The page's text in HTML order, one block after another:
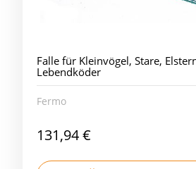
Falle für Kleinvögel, Stare,
Lebendköder
Fermo
131,94 €